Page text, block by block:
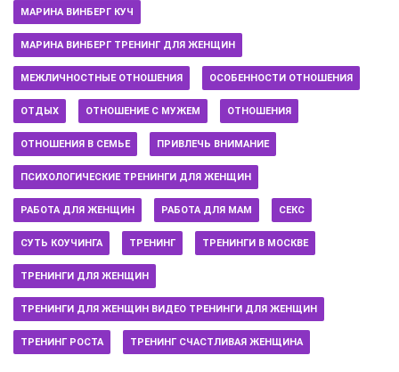
МАРИНА ВИНБЕРГ КУЧ
МАРИНА ВИНБЕРГ ТРЕНИНГ ДЛЯ ЖЕНЩИН
МЕЖЛИЧНОСТНЫЕ ОТНОШЕНИЯ ОСОБЕННОСТИ ОТНОШЕНИЯ
ОТДЫХ ОТНОШЕНИЕ С МУЖЕМ ОТНОШЕНИЯ
ОТНОШЕНИЯ В СЕМЬЕ ПРИВЛЕЧЬ ВНИМАНИЕ
ПСИХОЛОГИЧЕСКИЕ ТРЕНИНГИ ДЛЯ ЖЕНЩИН
РАБОТА ДЛЯ ЖЕНЩИН РАБОТА ДЛЯ МАМ СЕКС
СУТЬ КОУЧИНГА ТРЕНИНГ ТРЕНИНГИ В МОСКВЕ
ТРЕНИНГИ ДЛЯ ЖЕНЩИН
ТРЕНИНГИ ДЛЯ ЖЕНЩИН ВИДЕО ТРЕНИНГИ ДЛЯ ЖЕНЩИН
ТРЕНИНГ РОСТА ТРЕНИНГ СЧАСТЛИВАЯ ЖЕНЩИНА